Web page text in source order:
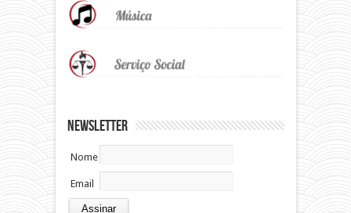
Newsletter
Nome
Email